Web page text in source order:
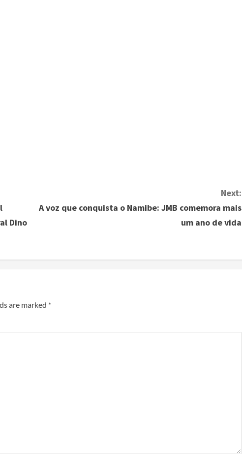
Dino
Next:
A voz que conquista o Namibe: JMB comemora mais
um ano de vida
are marked *